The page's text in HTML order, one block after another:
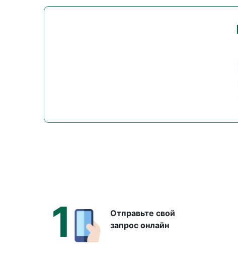
1
Отправьте свой
запрос онлайн